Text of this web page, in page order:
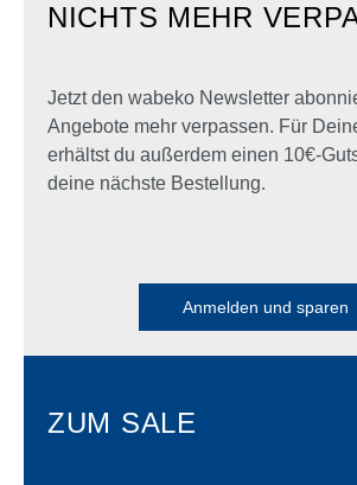
NICHTS MEHR
Jetzt den wabeko Newsletter
Angebote mehr verpassen. Für
erhältst du außerdem einen 10€-
deine nächste Bestellung.
Anmelden und sparen
ZUM SALE